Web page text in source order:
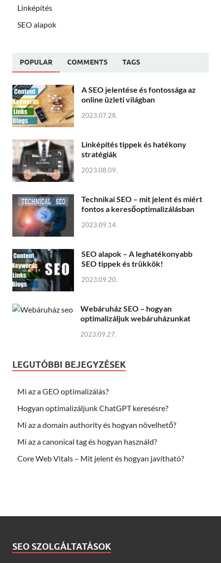
Linképítés
SEO alapok
POPULAR COMMENTS TAGS
A SEO jelentése és fontossága az
online üzleti világban
2023.07.28.
Linképítés tippek és hatékony
stratégiák
2023.08.09.
Technikai SEO – mit jelent és miért
fontos a keresőoptimalizálásban
2023.09.14.
SEO alapok – A leghatékonyabb
SEO tippek és trükkök!
2023.09.20.
Webáruház SEO – hogyan
optimalizáljuk webáruházunkat
2023.09.27.
LEGUTÓBBI BEJEGYZÉSEK
Mi az a GEO optimalizálás?
Hogyan optimalizáljunk ChatGPT keresésre?
Mi az a domain authority és hogyan növelhető?
Mi az a canonical tag és hogyan használd?
Core Web Vitals – Mit jelent és hogyan javítható?
SEO SZOLGÁLTATÁSOK